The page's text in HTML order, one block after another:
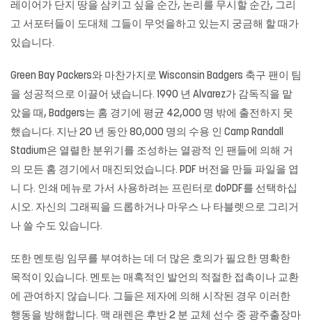
레이어가 단지 땅을 삼키고 싶을 순간, 논리를 무시할 순간, 그리
고 서포터들이 도대체 그들이 무엇을하고 있는지 궁금해 할 때가
있습니다.
Green Bay Packers와 마찬가지로 Wisconsin Badgers 축구 팬이 팀
을 성공적으로 이끌어 냈습니다. 1990 년 Alvarez가 감독직을 맡
았을 때, Badgers는 홈 경기에 평균 42,000 명 밖에 출전하지 못
했습니다. 지난 20 년 동안 80,000 명의 수용 인 Camp Randall
Stadium은 열렬한 분위기를 조성하는 열광적 인 팬들에 의해 거
의 모든 홈 경기에서 매진되었습니다. PDF 버전을 만들 파일을 엽
니 다. 인쇄 메뉴로 가서 사용하려는 프린터로 doPDF를 선택하십
시오. 자신의 그래픽을 드롭하거나 마우스 나 타블렛으로 그리거
나 쓸 수도 있습니다.
또한 멘토링 임무를 부여하는 데 더 많은 호의가 필요한 명확한
목적이 있습니다. 멘토는 매혹적인 발언의 적절한 접촉이나 교환
에 관여하지 않습니다. 그들은 제자에 의해 시작된 경우 이러한
행동을 방해합니다. 맥 래렌은 후반 2 분 교체 선수 중 광주출장마